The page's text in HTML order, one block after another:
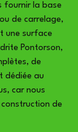
fournir la base
de carrelage,
une surface
Pontorson,
de
dédiée au
car nous
de